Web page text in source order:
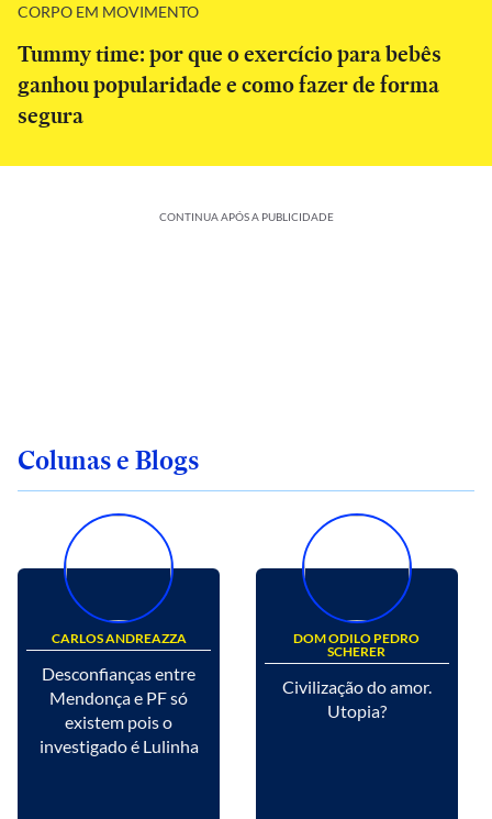
CORPO EM MOVIMENTO
Tummy time: por que o exercício para bebês
ganhou popularidade e como fazer de forma
segura
CONTINUA APÓS A PUBLICIDADE
Colunas e Blogs
CARLOS ANDREAZZA
Desconfianças entre
Mendonça e PF só
existem pois o
investigado é Lulinha
DOM ODILO PEDRO
SCHERER
Civilização do amor.
Utopia?